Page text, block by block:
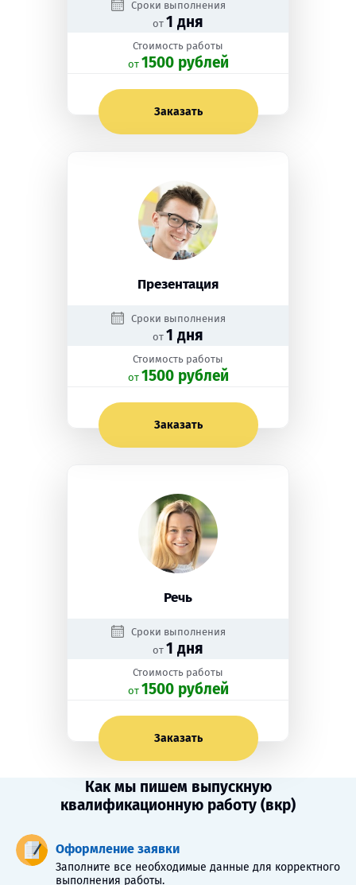
Сроки выполнения
от 1 дня
Стоимость работы
oт 1500 рублей
Заказать
Презентация
Сроки выполнения
от 1 дня
Стоимость работы
oт 1500 рублей
Заказать
Речь
Сроки выполнения
от 1 дня
Стоимость работы
oт 1500 рублей
Заказать
Как мы пишем выпускную
квалификационную работу (вкр)
Оформление заявки
Заполните все необходимые данные для корректного
выполнения работы.